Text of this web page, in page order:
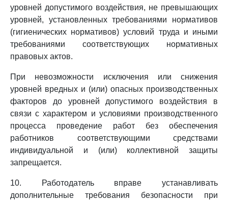
уровней допустимого воздействия, не превышающих
уровней, установленных требованиями нормативов
(гигиенических нормативов) условий труда и иными
требованиями соответствующих нормативных
правовых актов.
При невозможности исключения или снижения
уровней вредных и (или) опасных производственных
факторов до уровней допустимого воздействия в
связи с характером и условиями производственного
процесса проведение работ без обеспечения
работников соответствующими средствами
индивидуальной и (или) коллективной защиты
запрещается.
10. Работодатель вправе устанавливать
дополнительные требования безопасности при